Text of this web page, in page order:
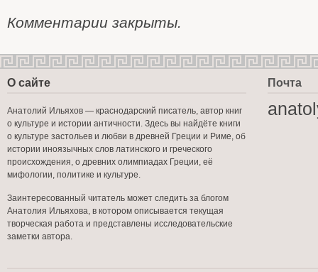
Комментарии закрыты.
О сайте
Анатолий Ильяхов — краснодарский писатель, автор книг
о культуре и истории античности. Здесь вы найдёте книги
о культуре застольев и любви в древней Греции и Риме, об
истории иноязычных слов латинского и греческого
происхождения, о древних олимпиадах Греции, её
мифологии, политике и культуре.
Заинтересованный читатель может следить за блогом
Анатолия Ильяхова, в котором описывается текущая
творческая работа и представлены исследовательские
заметки автора.
Почта